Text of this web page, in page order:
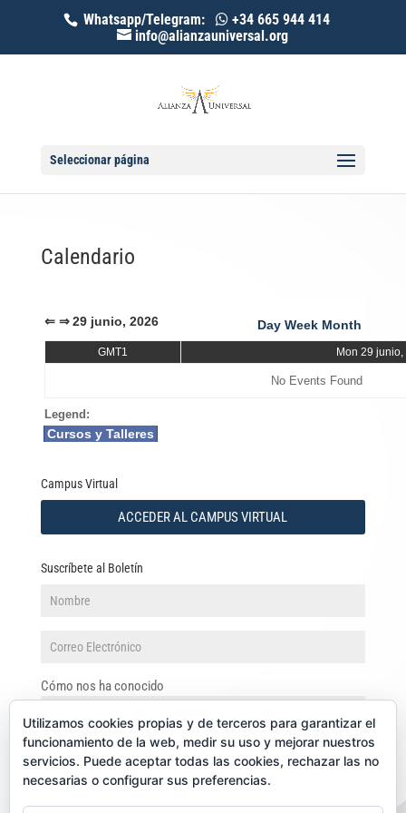
Whatsapp/Telegram:
+34 665 944 414
info@alianzauniversal.org
Seleccionar página
Calendario
⇐ ⇒ 29 junio, 2026 Day Week Month
GMT1 Mon 29
No Events Found
Legend:
Cursos y Talleres
Campus Virtual
ACCEDER AL CAMPUS VIRTUAL
Suscríbete al Boletín
Cómo nos ha conocido
Utilizamos cookies propias y de terceros para garantizar el
funcionamiento de la web, medir su uso y mejorar nuestros
servicios. Puede aceptar todas las cookies, rechazar las no
necesarias o configurar sus preferencias.